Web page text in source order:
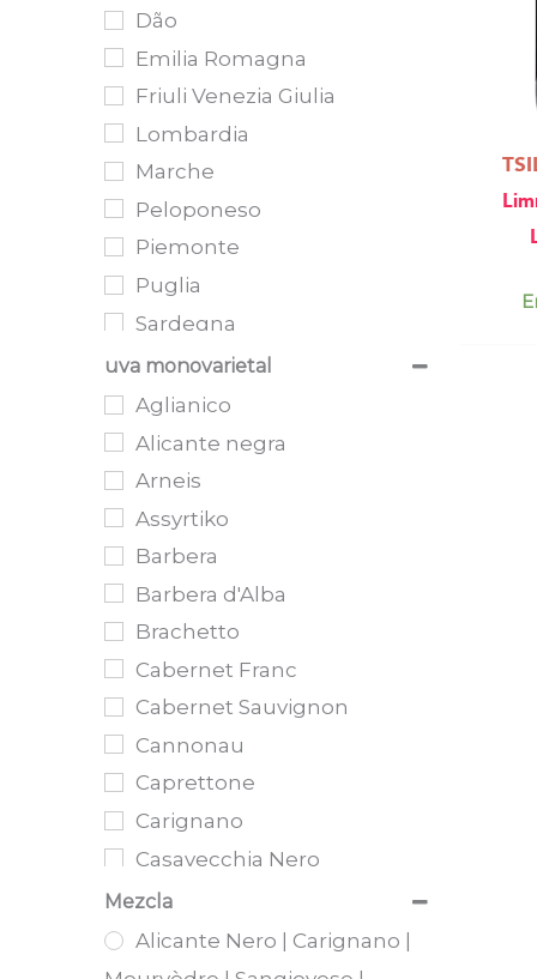
Dão
Emilia Romagna
Friuli Venezia Giulia
Lombardia
Marche
Peloponeso
Piemonte
Puglia
Sardegna
Sicilia
Toscana
Trentino
Umbria
Valle d'Acosta
Veneto
Wairarapa
uva monovarietal
Aglianico
Alicante negra
Arneis
Assyrtiko
Barbera
Barbera d'Alba
Brachetto
Cabernet Franc
Cabernet Sauvignon
Cannonau
Caprettone
Carignano
Casavecchia Nero
Chardonnay
Cortese
Dolcetto
Mezcla
Alicante Nero | Carignano |